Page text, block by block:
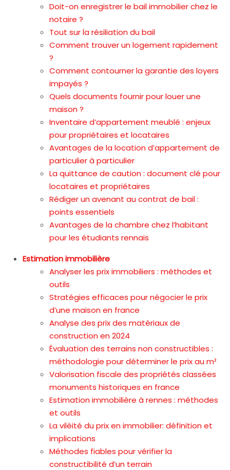
Doit-on enregistrer le bail immobilier chez le
notaire ?
Tout sur la résiliation du bail
Comment trouver un logement rapidement
?
Comment contourner la garantie des loyers
impayés ?
Quels documents fournir pour louer une
maison ?
Inventaire d’appartement meublé : enjeux
pour propriétaires et locataires
Avantages de la location d’appartement de
particulier à particulier
La quittance de caution : document clé pour
locataires et propriétaires
Rédiger un avenant au contrat de bail :
points essentiels
Avantages de la chambre chez l’habitant
pour les étudiants rennais
Estimation immobilière
Analyser les prix immobiliers : méthodes et
outils
Stratégies efficaces pour négocier le prix
d’une maison en france
Analyse des prix des matériaux de
construction en 2024
Évaluation des terrains non constructibles :
méthodologie pour déterminer le prix au m²
Valorisation fiscale des propriétés classées
monuments historiques en france
Estimation immobilière à rennes : méthodes
et outils
La viléité du prix en immobilier: définition et
implications
Méthodes fiables pour vérifier la
constructibilité d’un terrain